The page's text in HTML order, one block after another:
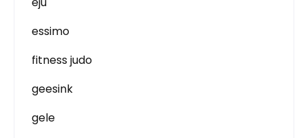
essimo
fitness judo
geesink
gele